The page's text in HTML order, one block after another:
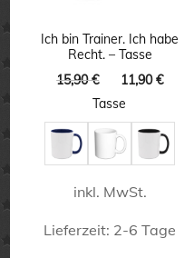
können
auf
der
Produktseite
gewählt
Ich bin Trainer. Ich habe
Recht. – Tasse
15,90€
Ursprünglicher
15,90 €
11,90€
Tasse
inkl. MwSt.
Lieferzeit: 2-6 Tage